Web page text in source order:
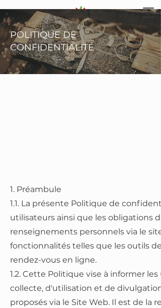
ILLUMINE L'ESTRIE DEPUIS 2009
819-238-4547
POLITIQUE DE
CONFIDENTIALITÉ
1. Préambule
1.1. La présente Politique de
utilisateurs ainsi que les obligations
renseignements personnels via le
fonctionnalités telles que les outils
rendez-vous en ligne.
1.2. Cette Politique vise à informer
collecte, d'utilisation et de
proposés via le Site Web. Il est de